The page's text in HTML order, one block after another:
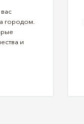
городом.
и